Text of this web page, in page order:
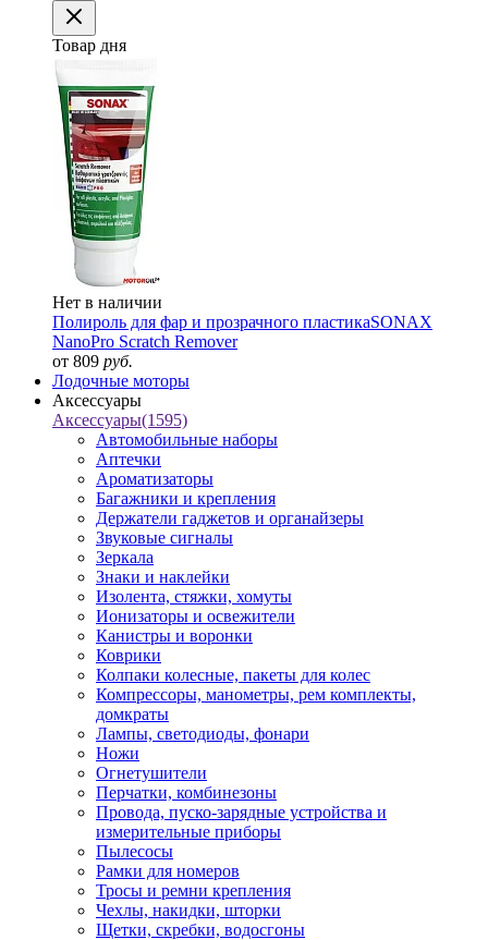
Товар дня
Нет в наличии
Полироль для фар и прозрачного пластикаSONAX
NanoPro Scratch Remover
от 809 руб.
Лодочные моторы
Аксессуары
Аксессуары(1595)
Автомобильные наборы
Аптечки
Ароматизаторы
Багажники и крепления
Держатели гаджетов и органайзеры
Звуковые сигналы
Зеркала
Знаки и наклейки
Изолента, стяжки, хомуты
Ионизаторы и освежители
Канистры и воронки
Коврики
Колпаки колесные, пакеты для колес
Компрессоры, манометры, рем комплекты,
домкраты
Лампы, светодиоды, фонари
Ножи
Огнетушители
Перчатки, комбинезоны
Провода, пуско-зарядные устройства и
измерительные приборы
Пылесосы
Рамки для номеров
Тросы и ремни крепления
Чехлы, накидки, шторки
Щетки, скребки, водосгоны